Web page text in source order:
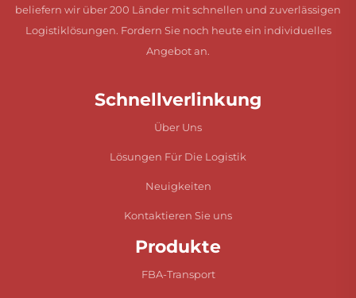
beliefern wir über 200 Länder mit schnellen und zuverlässigen
Logistiklösungen. Fordern Sie noch heute ein individuelles
Angebot an.
Schnellverlinkung
Über Uns
Lösungen Für Die Logistik
Neuigkeiten
Kontaktieren Sie uns
Produkte
FBA-Transport